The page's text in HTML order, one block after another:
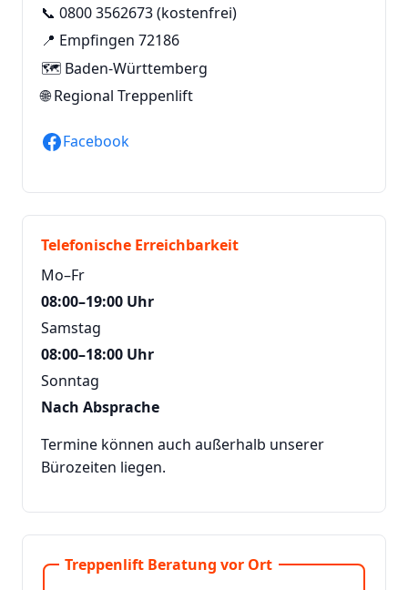
📞 0800 3562673(kostenfrei)
📍 Empfingen 72186
🗺️ Baden-Württemberg
🌐Regional Treppenlift
Facebook
Telefonische Erreichbarkeit
Mo–Fr
08:00–19:00 Uhr
Samstag
08:00–18:00 Uhr
Sonntag
Nach Absprache
Termine können auch außerhalb unserer
Bürozeiten liegen.
Treppenlift Beratung vor Ort